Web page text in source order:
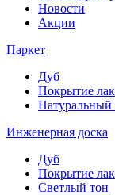
Новости
Акции
Паркет
Дуб
Покрытие лак
Натуральный
Инженерная доска
Дуб
Покрытие лак
Светлый тон